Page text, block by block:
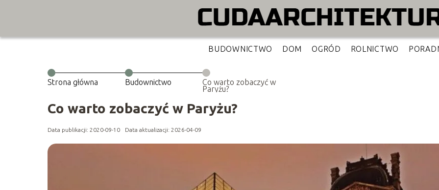
BUDOWNICTWO DOM OGRÓD ROLNICTWO
Strona główna Budownictwo Co warto zobaczyć w
Paryżu?
Co warto zobaczyć w Paryżu?
Data publikacji: 2020-09-10 Data aktualizacji: 2026-04-09